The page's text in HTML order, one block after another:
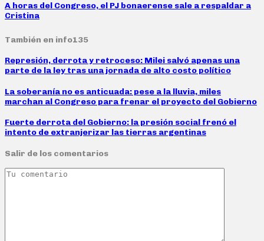
A horas del Congreso, el PJ bonaerense sale a respaldar a
Cristina
También en info135
Represión, derrota y retroceso: Milei salvó apenas una
parte de la ley tras una jornada de alto costo político
La soberanía no es anticuada: pese a la lluvia, miles
marchan al Congreso para frenar el proyecto del Gobierno
Fuerte derrota del Gobierno: la presión social frenó el
intento de extranjerizar las tierras argentinas
Salir de los comentarios